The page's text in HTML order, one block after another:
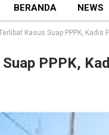
BERANDA NEWS
Kasus Suap PPPK,
PPPK,